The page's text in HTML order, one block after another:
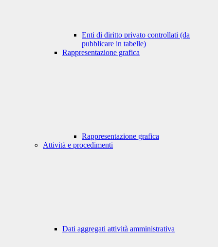
Enti di diritto privato controllati (da
pubblicare in tabelle)
Rappresentazione grafica
Rappresentazione grafica
Attività e procedimenti
Dati aggregati attività amministrativa